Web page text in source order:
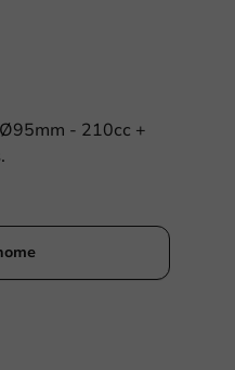
- 210cc +